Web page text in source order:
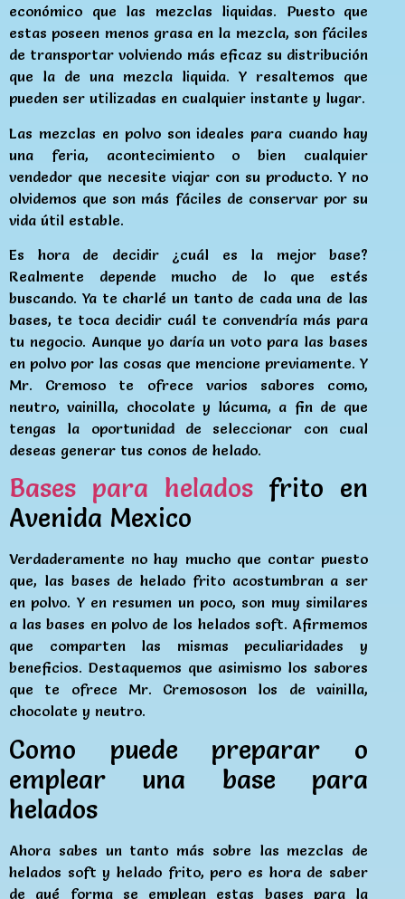
económico que las mezclas liquidas. Puesto que
estas poseen menos grasa en la mezcla, son fáciles
de transportar volviendo más eficaz su distribución
que la de una mezcla liquida. Y resaltemos que
pueden ser utilizadas en cualquier instante y lugar.
Las mezclas en polvo son ideales para cuando hay
una feria, acontecimiento o bien cualquier
vendedor que necesite viajar con su producto. Y no
olvidemos que son más fáciles de conservar por su
vida útil estable.
Es hora de decidir ¿cuál es la mejor base?
Realmente depende mucho de lo que estés
buscando. Ya te charlé un tanto de cada una de las
bases, te toca decidir cuál te convendría más para
tu negocio. Aunque yo daría un voto para las bases
en polvo por las cosas que mencione previamente. Y
Mr. Cremoso te ofrece varios sabores como,
neutro, vainilla, chocolate y lúcuma, a fin de que
tengas la oportunidad de seleccionar con cual
deseas generar tus conos de helado.
Bases para heladosfrito en
Avenida Mexico
Verdaderamente no hay mucho que contar puesto
que, las bases de helado frito acostumbran a ser
en polvo. Y en resumen un poco, son muy similares
a las bases en polvo de los helados soft. Afirmemos
que comparten las mismas peculiaridades y
beneficios. Destaquemos que asimismo los sabores
que te ofrece Mr. Cremososon los de vainilla,
chocolate y neutro.
Como puede preparar o
emplear una base para
helados
Ahora sabes un tanto más sobre las mezclas de
helados soft y helado frito, pero es hora de saber
de qué forma se emplean estas bases para la